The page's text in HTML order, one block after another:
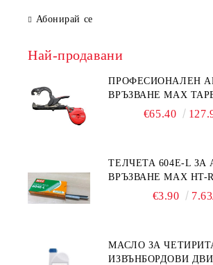
Абонирай се
Най-продавани
ПРОФЕСИОНАЛЕН
ВРЪЗВАНЕ MAX
€65.40
ТЕЛЧЕТА 604E-L ЗА
ВРЪЗВАНЕ MAX HT-R1 И
€3.90
МАСЛО ЗА
ИЗВЪНБОРДОВИ